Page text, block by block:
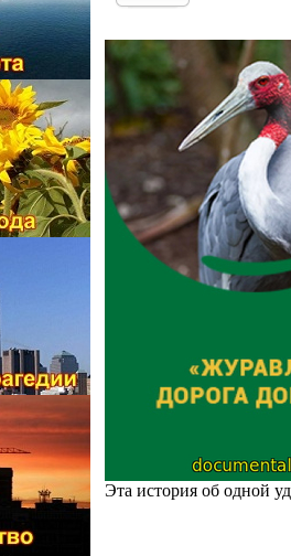
Эта история об одной